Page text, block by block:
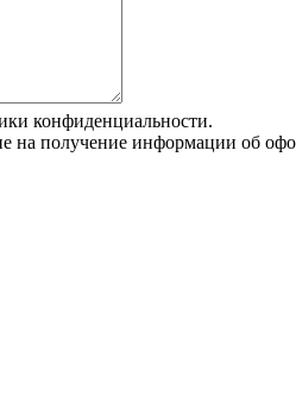
конфиденциальности.
получение информации об